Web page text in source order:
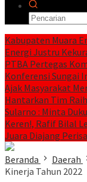
Kabupaten Muara
Energi Justru
PTBA Pertegas
Konferensi Sungai
Ajak Masyarakat
Hantarkan Tim
Sularno : Minta
Keren!, Rafif Bilal
Juara Diajang
Beranda
Daerah
Kinerja Tahun 2022